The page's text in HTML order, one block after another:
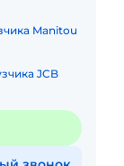
Manitou
JCB